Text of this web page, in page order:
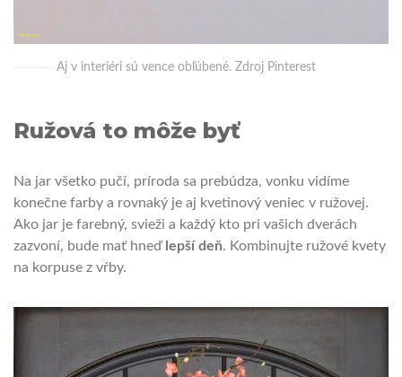
Aj v interiéri sú vence obľúbené. Zdroj Pinterest
Ružová to môže byť
Na jar všetko pučí, príroda sa prebúdza, vonku vidíme
konečne farby a rovnaký je aj kvetinový veniec v ružovej.
Ako jar je farebný, svieži a každý kto pri vašich dverách
zazvoní, bude mať hneď lepší deň. Kombinujte ružové kvety
na korpuse z vŕby.